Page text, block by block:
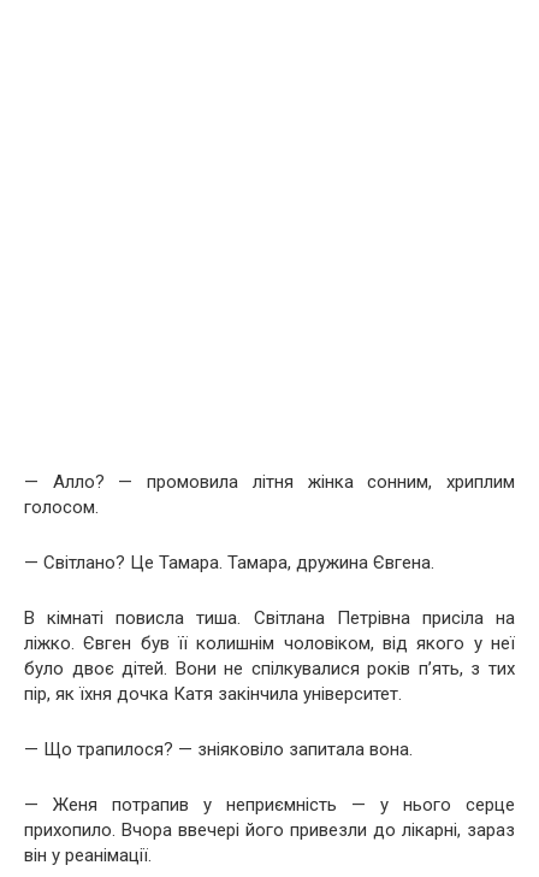
— Алло? — промовила літня жінка сонним, хриплим
голосом.
— Світлано? Це Тамара. Тамара, дружина Євгена.
В кімнаті повисла тиша. Світлана Петрівна присіла на
ліжко. Євген був її колишнім чоловіком, від якого у неї
було двоє дітей. Вони не спілкувалися років п’ять, з тих
пір, як їхня дочка Катя закінчила університет.
— Що трапилося? — зніяковіло запитала вона.
— Женя потрапив у неприємність — у нього серце
прихопило. Вчора ввечері його привезли до лікарні, зараз
він у реанімації.